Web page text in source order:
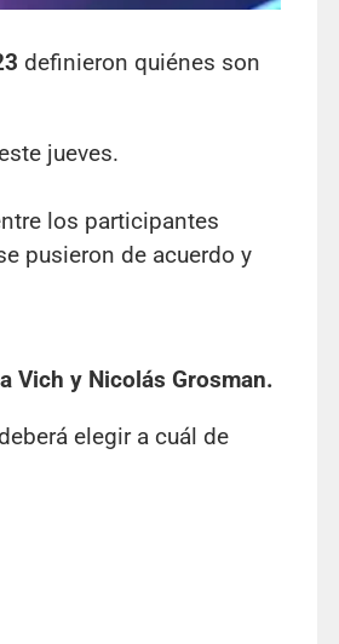
definieron quiénes son
jueves.
los participantes
pusieron de acuerdo y
Vich y Nicolás Grosman.
elegir a cuál de